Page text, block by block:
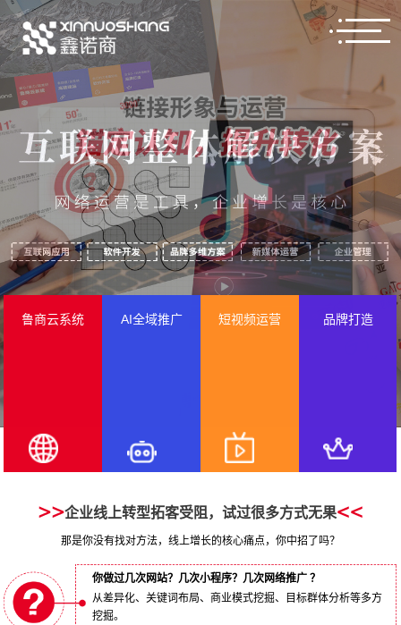
鲁商云系统 AI全域推广 短视频运营 品牌打造
企业线上转型拓客受阻，试过很多方式无果
那是你没有找对方法，线上增长的核心痛点，你中招了吗？
你做过几次网站？几次小程序？几次网络推广 ？
从差异化、关键词布局、商业模式挖掘、目标群体分析等多方
挖掘。